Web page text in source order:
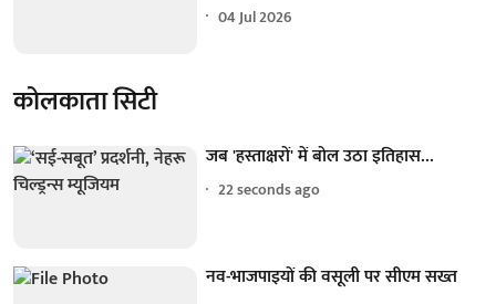
04 Jul 2026
कोलकाता सिटी
जब 'हस्ताक्षरों' में बोल उठा इतिहास...
22 seconds ago
नव-भाजपाइयों की वसूली पर सीएम सख्त